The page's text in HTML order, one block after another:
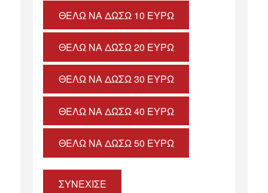
ΘΈΛΩ ΝΑ ΔΏΣΩ 10 ΕΥΡΏ
ΘΈΛΩ ΝΑ ΔΏΣΩ 20 ΕΥΡΏ
ΘΈΛΩ ΝΑ ΔΏΣΩ 30 ΕΥΡΏ
ΘΈΛΩ ΝΑ ΔΏΣΩ 40 ΕΥΡΏ
ΘΈΛΩ ΝΑ ΔΏΣΩ 50 ΕΥΡΏ
ΣΥΝΕΧΙΣΕ